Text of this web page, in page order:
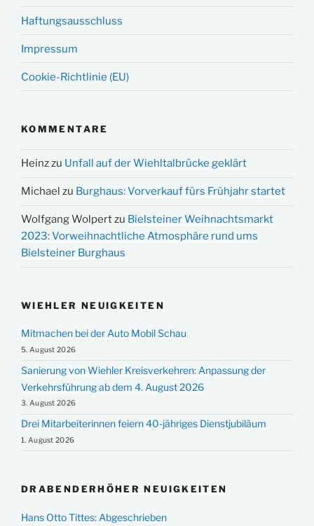
Haftungsausschluss
Impressum
Cookie-Richtlinie (EU)
KOMMENTARE
Heinzzu Unfall auf der Wiehltalbrücke geklärt
Michael zu Burghaus: Vorverkauf fürs Frühjahr startet
Wolfgang Wolpertzu Bielsteiner Weihnachtsmarkt
2023: Vorweihnachtliche Atmosphäre rund ums
Bielsteiner Burghaus
WIEHLER NEUIGKEITEN
Mitmachen bei der Auto Mobil Schau
5. August 2026
Sanierung von Wiehler Kreisverkehren: Anpassung der
Verkehrsführung ab dem 4. August 2026
3. August 2026
Drei Mitarbeiterinnen feiern 40-jähriges Dienstjubiläum
1. August 2026
DRABENDERHÖHER NEUIGKEITEN
Hans Otto Tittes: Abgeschrieben